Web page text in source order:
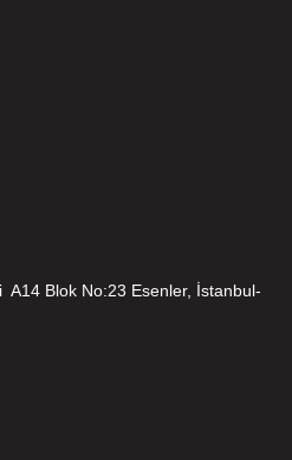
A14 Blok No:23 Esenler, İstanbul-